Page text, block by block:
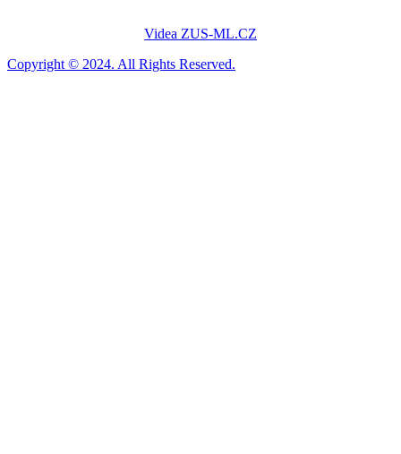
Videa ZUS-ML.CZ
Copyright © 2024. All Rights Reserved.